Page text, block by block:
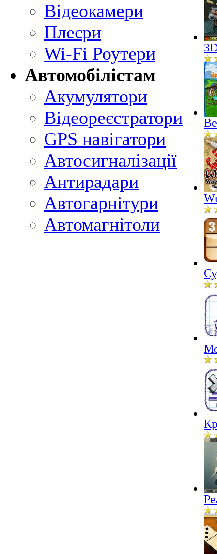
Відеокамери
Плеєри
Wi-Fi Роутери
Автомобілістам
Акумулятори
Відеореєстратори
GPS навігатори
Автосигналізації
Антирадари
Автогарнітури
Автомагнітоли